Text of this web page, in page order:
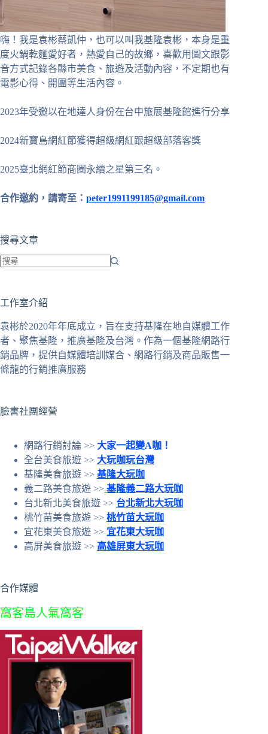
嗨！我是袁彬蔡凱仲，也可以叫我基隆袁彬，本身是重
度火鍋乾麵愛好者，熱愛自己的故鄉，喜歡用圖文跟影
音方式記錄各縣市美食、旅遊及活動內容，不定期也有
電影心得、開團等生活內容。
2023年受邀以在地達人身份在台中旅展基隆館進行分享
2024新寶島網紅節獲得超級網紅跟超級部落客獎
2025臺北網紅節商圈永續之星第三名。
合作邀約，請寄至： peter1991199185@gmail.com
搜尋文章
到
合
條
件
的
果
工作室介紹
袁彬於2020年年底成立，旨在支持基隆在地自媒體工作
者、聚焦基隆，推廣基隆及台灣。作為一個基隆網路行
銷品牌，提供自媒體培訓媒合、網路行銷及商品販售一
條龍的行銷推廣服務
臉書社團經營
網路行銷討論 >> 大家一起變A咖！
全台美食旅遊 >> 大玩咖玩台灣
基隆美食旅遊 >> 基隆大玩咖
義二路美食旅遊 >> 基隆義二路大玩咖
台北新北美食旅遊 >> 台北新北大玩咖
桃竹苗美食旅遊 >> 桃竹苗大玩咖
宜花東美食旅遊 >> 宜花東大玩咖
高屏美食旅遊 >> 高雄屏東大玩咖
合作媒體
窩客島人氣窩客